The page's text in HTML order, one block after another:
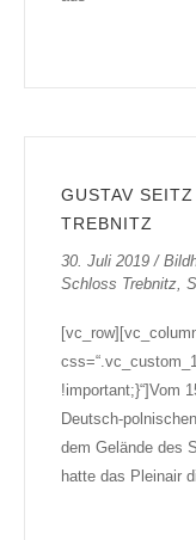
GUSTAV
TREBNITZ
30. Juli 2019 /
Schloss Trebnitz
!important;}“]Vom
Deutsch-
dem Gelände des
hatte das Pleinair